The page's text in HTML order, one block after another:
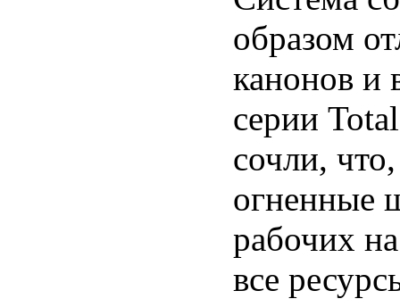
образом
канонов и
серии
сочли,
огненные
рабочих
все